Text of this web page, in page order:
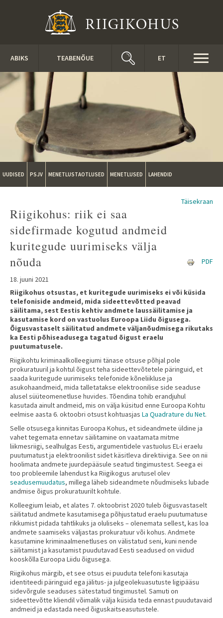
ABIKS TEABENÕUE ET
UUDISED PSJV MENETLUSTAOTLUSED MENETLUSED LAHENDID
Täisekraan
Riigikohus: riik ei saa
sidefirmade kogutud andmeid
kuritegude uurimiseks välja
nõuda
18. juuni 2021
PDF
​Riigikohus otsustas, et kuritegude uurimiseks ei või küsida
telefoniside andmeid, mida sideettevõtted peavad
säilitama, sest Eestis kehtiv andmete laussäilitamise ja
kasutamise kord on vastuolus Euroopa Liidu õigusega.
Õigusvastaselt säilitatud andmete väljanõudmisega rikutaks
ka Eesti põhiseadusega tagatud õigust eraelu
puutumatusele.
Riigikohtu kriminaalkolleegiumi tänase otsuse põhjal pole
prokuratuuril ja kohtul õigust teha sideettevõtetele päringuid, et
saada kuritegude uurimiseks telefonide kõneliikluse ja
asukohaandmeid, mida talletatakse elektroonilise side seaduse
alusel süüteomenetluse huvides. Tõendina tohib erandjuhul
kasutada ainult andmeid, mis on välja küsitud enne Euroopa Kohtu
eelmise aasta 6. oktoobri otsust kohtuasjas La Quadrature du Net.
Selle otsusega kinnitas Euroopa Kohus, et sideandmete üldine ja
vahet tegemata ennetav säilitamine on vaatamata mitme
liikmesriigi, sealhulgas Eesti, argumentidele vastuolus EL-i eraelu
puutumatust ja elektroonilist sidet käsitleva direktiiviga. See on nii
hoolimata andmete juurdepääsule seatud tingimustest. Seega ei
too probleemile lahendust ka Riigikogus arutusel olev
seadusemuudatus, millega läheb sideandmete nõudmiseks lubade
andmise õigus prokuratuurilt kohtule.
Kolleegium leiab, et alates 7. oktoobrist 2020 tuleb õigusvastaselt
säilitatud andmete kasutamisega põhjustatud eraelu puutumatuse
rikkumist pidada tahtlikuks ja oluliseks – olenemata sellest, kas loa
andmete saamiseks väljastas prokuratuur või kohus. Andmete
kasutamine kriminaalmenetluses on välistatud seni, kuni nende
säilitamist ja kasutamist puudutavad Eesti seadused on viidud
kooskõlla Euroopa Liidu õigusega.
Riigikohus märgib, et see otsus ei puuduta telefoni kasutaja
identiteedi päringuid ega jälitus- ja julgeolekuasutuste ligipääsu
sidevõrgule seaduses sätestatud tingimustel. Samuti on
sideettevõtte kliendil võimalik välja küsida teda ennast puudutavaid
andmeid ja edastada need õiguskaitseasutustele.